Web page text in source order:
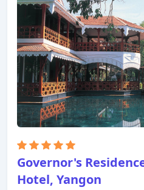
kamar bebas asap rokok,
kualitas pengalaman
menawarkan fasilitas
kebugaran, taman.
membuat Summit
sempurna sebagai tempat
Yangon.
Governor's
Hotel, Yangon